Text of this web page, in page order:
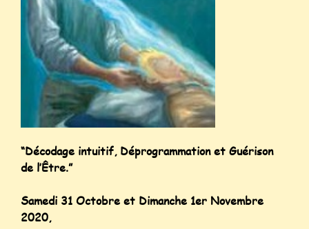
“Décodage intuitif, Déprogrammation et Guérison
de l’Être.”
Samedi 31 Octobre et Dimanche 1er Novembre
2020,